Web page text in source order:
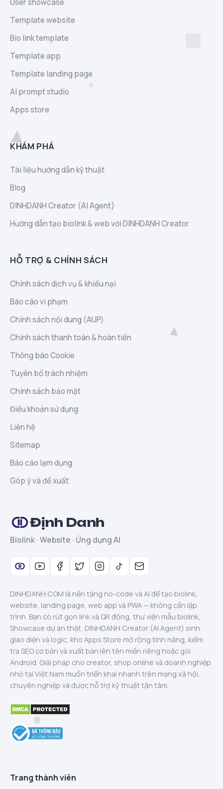
User showcase
Template website
Bio link template
Template app
Template landing page
AI prompt studio
Apps store
KHÁM PHÁ
Tài liệu hướng dẫn kỹ thuật
Blog
DINHDANH Creator (AI Agent)
Hướng dẫn tạo biolink & web với DINHDANH Creator
HỖ TRỢ & CHÍNH SÁCH
Chính sách dịch vụ & khiếu nại
Báo cáo vi phạm
Chính sách nội dung (AUP)
Chính sách thanh toán & hoàn tiền
Thông báo Cookie
Tuyên bố trách nhiệm
Chính sách bảo mật
Điều khoản sử dụng
Liên hệ
Sitemap
Báo cáo lạm dụng
Góp ý và đề xuất
Định Danh
Biolink · Website · Ứng dụng AI
DINHDANH.COM là nền tảng no-code và AI để tạo biolink,
website, landing page, web app và PWA — không cần lập
trình. Bạn có rút gọn link và QR động, thư viện mẫu biolink,
Showcase dự án thật, DINHDANH Creator (AI Agent) sinh
giao diện và logic, kho Apps Store mở rộng tính năng, kiểm
tra SEO cơ bản và xuất bản lên tên miền riêng hoặc gói
Android. Giải pháp cho creator, shop online và doanh nghiệp
nhỏ tại Việt Nam muốn triển khai nhanh trên mạng xã hội,
chuyên nghiệp và được hỗ trợ kỹ thuật tận tâm.
Trang thành viên